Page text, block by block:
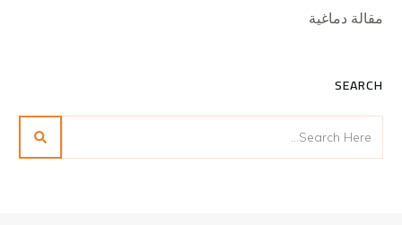
مقالة دماغية
SEARCH